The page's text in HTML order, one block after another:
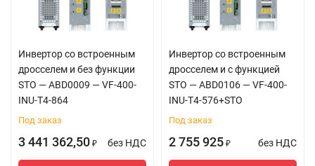
Инвертор со встроенным
дросселем и без функции
STO — ABD0009 — VF-400-
INU-T4-864
Под заказ
3 441 362,50 ₽ без НДС
Инвертор со встроенным
дросселем и с функцией
STO — ABD0106 — VF-400-
INU-T4-576+STO
Под заказ
2 755 925 ₽ без НДС